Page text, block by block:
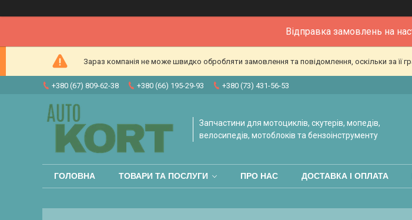
Відправка замовлень на
Зараз компанія не може швидко обробляти замовлення та повідомлення, оскільки за її
+380 (67) 809-62-38 +380 (66) 195-29-93 +380 (73) 431-56-53
Запчастини для мотоциклів, скутерів, мопедів,
велосипедів, мотоблоків та бензоінструменту
ГОЛОВНА ТОВАРИ ТА ПОСЛУГИ ПРО НАС ДОСТАВКА І ОПЛАТА